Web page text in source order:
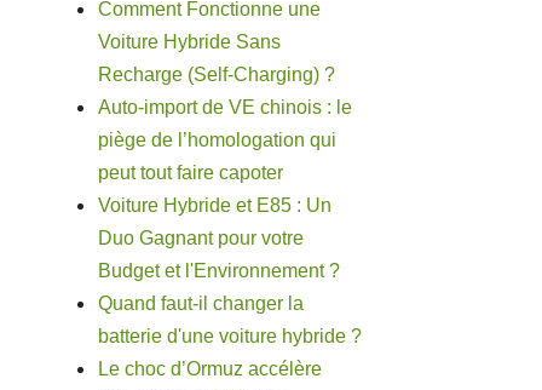
Comment Fonctionne une
Voiture Hybride Sans
Recharge (Self-Charging) ?
Auto-import de VE chinois : le
piège de l’homologation qui
peut tout faire capoter
Voiture Hybride et E85 : Un
Duo Gagnant pour votre
Budget et l'Environnement ?
Quand faut-il changer la
batterie d'une voiture hybride ?
Le choc d’Ormuz accélère